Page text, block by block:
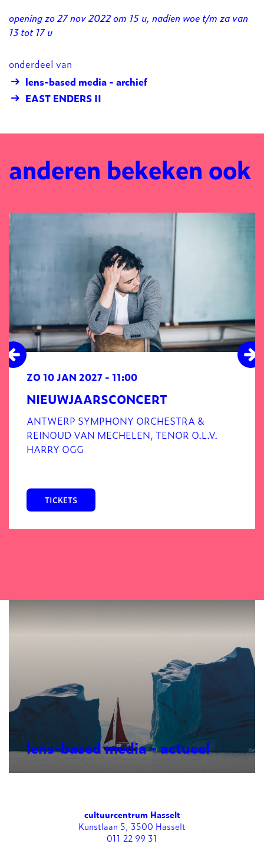
opening zo 27 nov 2022 om 15 u, nadien woe t/m za van
13 tot 17 u
onderdeel van
lens-based media - archief
EAST ENDERS II
anderen bekeken ook
NIEUWJAARSCONCERT
ANTWERP SYMPHONY ORCHESTRA &
REINOUD VAN MECHELEN, TENOR O.L.V.
HARRY OGG
ZO 10 JAN 2027 - 11:00
TICKETS
lens-based media - actueel
cultuurcentrum Hasselt
Kunstlaan 5, 3500 Hasselt
011 22 99 31